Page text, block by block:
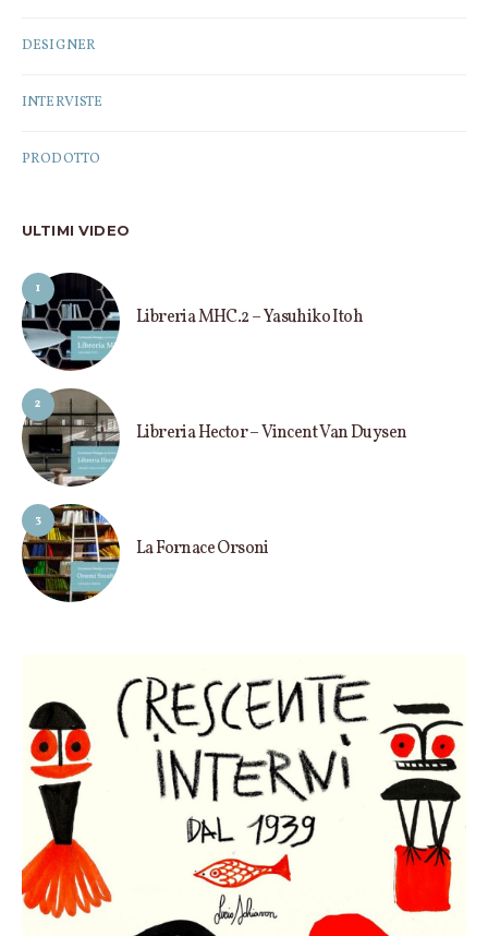
DESIGNER
INTERVISTE
PRODOTTO
ULTIMI VIDEO
1
Libreria MHC.2 – Yasuhiko Itoh
2
Libreria Hector – Vincent Van Duysen
3
La Fornace Orsoni